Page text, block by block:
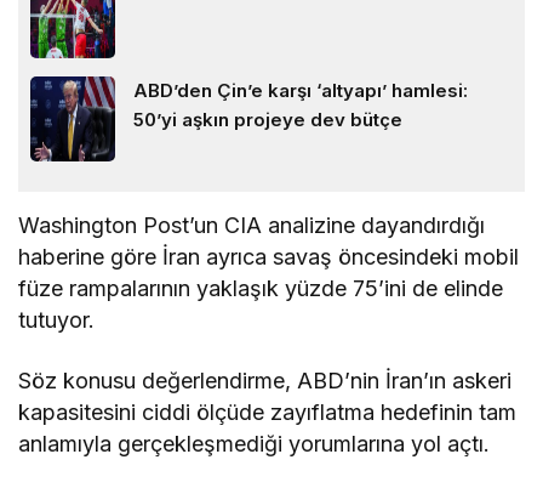
ABD’den Çin’e karşı ‘altyapı’ hamlesi:
50’yi aşkın projeye dev bütçe
Washington Post’un CIA analizine dayandırdığı
haberine göre İran ayrıca savaş öncesindeki mobil
füze rampalarının yaklaşık yüzde 75’ini de elinde
tutuyor.
Söz konusu değerlendirme, ABD’nin İran’ın askeri
kapasitesini ciddi ölçüde zayıflatma hedefinin tam
anlamıyla gerçekleşmediği yorumlarına yol açtı.